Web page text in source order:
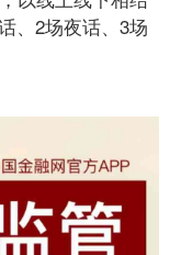
、2场夜话、3场